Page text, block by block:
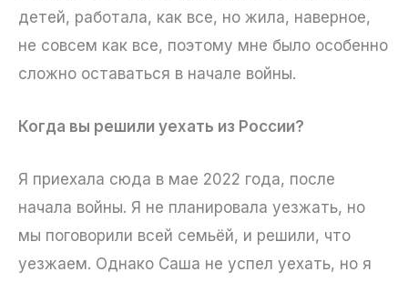
детей, работала, как все, но жила, наверное,
не совсем как все, поэтому мне было особенно
сложно оставаться в начале войны.
Когда вы решили уехать из России?
Я приехала сюда в мае 2022 года, после
начала войны. Я не планировала уезжать, но
мы поговорили всей семьёй, и решили, что
уезжаем. Однако Саша не успел уехать, но я